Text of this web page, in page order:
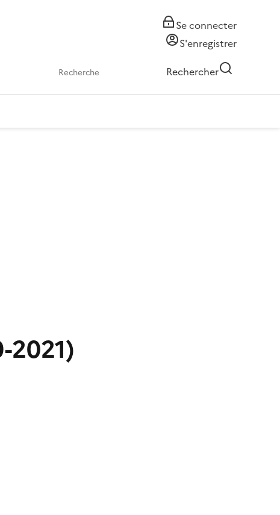
Se connecter
S'enregistrer
Rechercher